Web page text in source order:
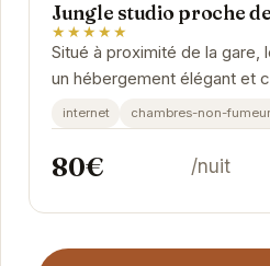
Jungle studio proche
★★★★★
Situé à proximité de la gare,
un hébergement élégant et
inspiré de la jungle crée une...
internet chambres-non-
80€ /nuit